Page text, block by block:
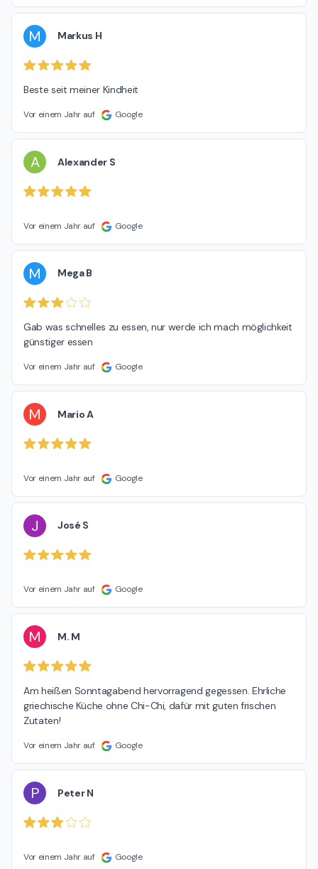
M Markus H
Beste seit meiner Kindheit
Vor einem Jahr auf Google
A Alexander S
Vor einem Jahr auf Google
M Mega B
Gab was schnelles zu essen, nur werde ich mach möglichkeit
günstiger essen
Vor einem Jahr auf Google
M Mario A
Vor einem Jahr auf Google
J José S
Vor einem Jahr auf Google
M M. M
Am heißen Sonntagabend hervorragend gegessen. Ehrliche
griechische Küche ohne Chi-Chi, dafür mit guten frischen
Zutaten!
Vor einem Jahr auf Google
P Peter N
Vor einem Jahr auf Google